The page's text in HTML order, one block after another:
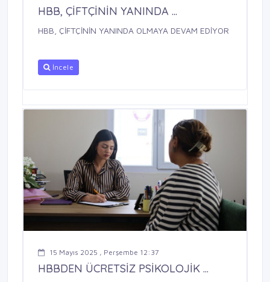
HBB, ÇİFTÇİNİN YANINDA ...
HBB, ÇİFTÇİNİN YANINDA OLMAYA DEVAM EDİYOR
İncele
15 Mayıs 2025 , Perşembe 12:37
HBBDEN ÜCRETSİZ PSİKOLOJİK ...